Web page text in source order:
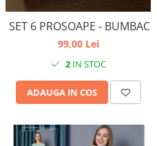
SET 6 PROSOAPE - BUMBAC
99,00 Lei
2IN STOC
ADAUGA IN COS